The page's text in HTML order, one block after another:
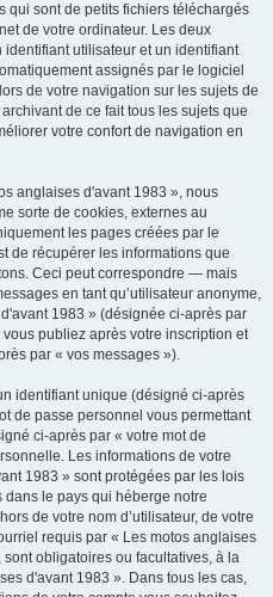
qui sont de petits fichiers téléchargés
de votre ordinateur. Les deux
identifiant utilisateur et un identifiant
assignés par le logiciel
de votre navigation sur les sujets de
de ce fait tous les sujets que
votre confort de navigation en
anglaises d'avant 1983 », nous
sorte de cookies, externes au
les pages créées par le
de récupérer les informations que
Ceci peut correspondre — mais
en tant qu’utilisateur anonyme,
1983 » (désignée ci-après par
publiez après votre inscription et
par « vos messages »).
identifiant unique (désigné ci-après
de passe personnel vous permettant
ci-après par « votre mot de
Les informations de votre
1983 » sont protégées par les lois
le pays qui héberge notre
de votre nom d’utilisateur, de votre
requis par « Les motos anglaises
obligatoires ou facultatives, à la
d'avant 1983 ». Dans tous les cas,